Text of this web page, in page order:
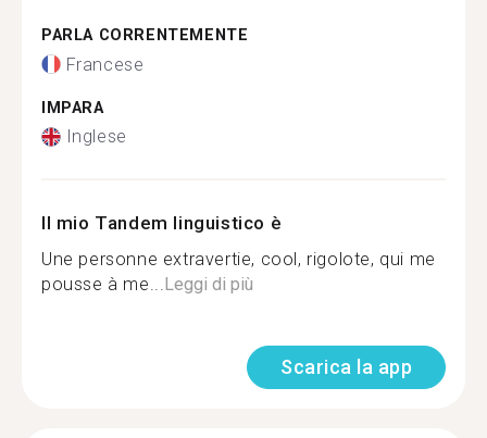
PARLA CORRENTEMENTE
Francese
IMPARA
Inglese
Il mio Tandem linguistico è
Une personne extravertie, cool, rigolote, qui me
pousse à me...Leggi di più
Scarica la app